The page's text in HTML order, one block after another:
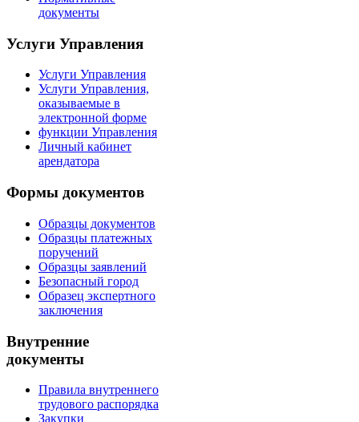
документы
Услуги Управления
Услуги Управления
Услуги Управления,
оказываемые в
электронной форме
функции Управления
Личный кабинет
арендатора
Формы документов
Образцы документов
Образцы платежных
поручений
Образцы заявлений
Безопасный город
Образец экспертного
заключения
Внутренние
документы
Правила внутреннего
трудового распорядка
Закупки